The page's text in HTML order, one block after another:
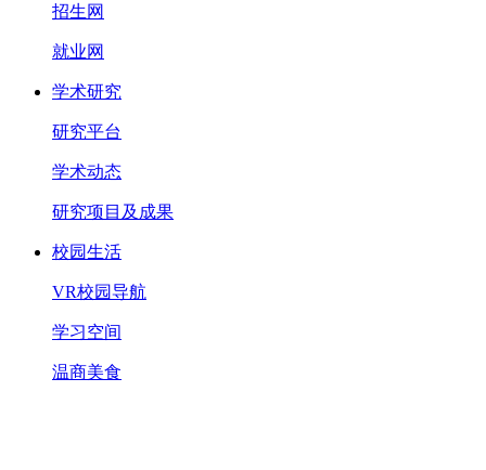
招生网
就业网
学术研究
研究平台
学术动态
研究项目及成果
校园生活
VR校园导航
学习空间
温商美食